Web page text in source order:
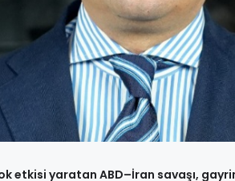
etkisi yaratan ABD–İran savaşı,